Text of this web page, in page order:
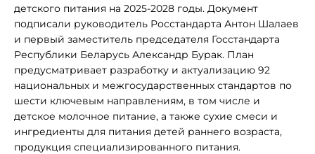
детского питания на 2025-2028 годы. Документ
подписали руководитель Росстандарта Антон Шалаев
и первый заместитель председателя Госстандарта
Республики Беларусь Александр Бурак. План
предусматривает разработку и актуализацию 92
национальных и межгосударственных стандартов по
шести ключевым направлениям, в том числе и
детское молочное питание, а также сухие смеси и
ингредиенты для питания детей раннего возраста,
продукция специализированного питания.